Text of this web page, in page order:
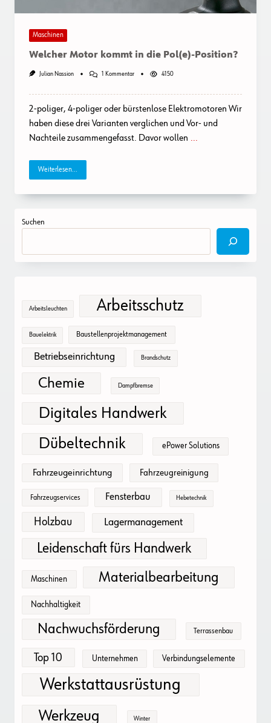
Maschinen
Welcher Motor kommt in die Pol(e)-Position?
Julian Nassion 1 KommentarZu
In
Pol(e)-
Position?
4150
2-poliger, 4-poliger oder bürstenlose Elektromotoren Wir
haben diese drei Varianten verglichen und Vor- und
Nachteile zusammengefasst. Davor wollen ...
Weiterlesen...
Suchen
Arbeitsleuchten Arbeitsschutz
Bauelektrik Baustellenprojektmanagement
Betriebseinrichtung Brandschutz
Chemie Dampfbremse
Digitales Handwerk
Dübeltechnik
ePower Solutions
Fahrzeugeinrichtung Fahrzeugreinigung
Fahrzeugservices Fensterbau Hebetechnik
Holzbau Lagermanagement
Leidenschaft fürs Handwerk
Maschinen Materialbearbeitung
Nachhaltigkeit
Nachwuchsförderung Terrassenbau
Top 10 Unternehmen Verbindungselemente
Werkstattausrüstung
Werkzeug Winter